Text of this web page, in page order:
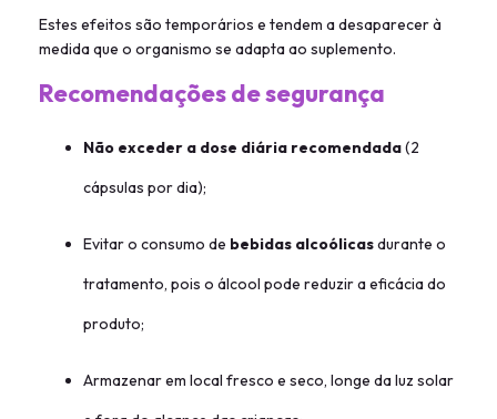
Estes efeitos são temporários e tendem a desaparecer à
medida que o organismo se adapta ao suplemento.
Recomendações de segurança
Não exceder a dose diária recomendada(2
cápsulas por dia);
Evitar o consumo de bebidas alcoólicasdurante o
tratamento, pois o álcool pode reduzir a eficácia do
produto;
Armazenar em local fresco e seco, longe da luz solar